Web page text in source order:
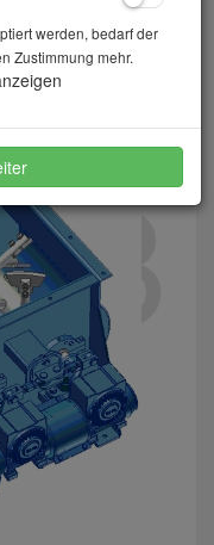
werden, bedarf der
Zustimmung mehr.